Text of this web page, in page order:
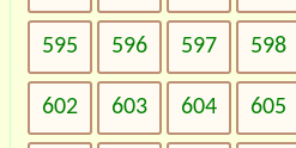
595 596 597 598
602 603 604 605